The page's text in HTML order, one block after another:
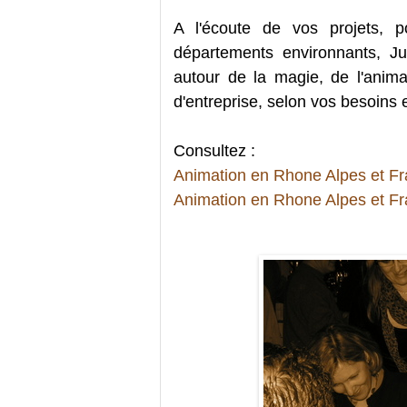
A l'écoute de vos projets,
départements environnants,
autour de la magie, de
d'entreprise, selon vos besoins
Consultez :
Animation en Rhone Alpes et
Animation en Rhone Alpes et